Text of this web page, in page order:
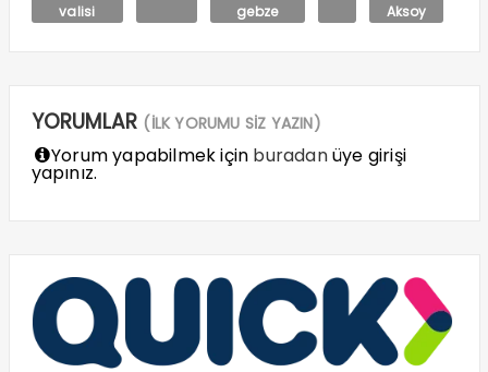
valisi
gebze
Aksoy
YORUMLAR (İLK YORUMU SİZ YAZIN)
Yorum yapabilmek için buradanüye girişi
yapınız.